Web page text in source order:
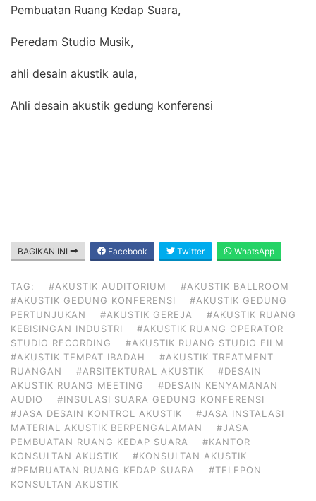
Pembuatan Ruang Kedap Suara,
Peredam Studio Musik,
ahli desain akustik aula,
Ahli desain akustik gedung konferensi
BAGIKAN INI Facebook Twitter WhatsApp
TAG: #AKUSTIK AUDITORIUM
#AKUSTIK BALLROOM
#AKUSTIK GEDUNG KONFERENSI
#AKUSTIK GEDUNG
PERTUNJUKAN
#AKUSTIK GEREJA
#AKUSTIK RUANG
KEBISINGAN INDUSTRI
#AKUSTIK RUANG OPERATOR
STUDIO RECORDING
#AKUSTIK RUANG STUDIO FILM
#AKUSTIK TEMPAT IBADAH
#AKUSTIK TREATMENT
RUANGAN
#ARSITEKTURAL AKUSTIK
#DESAIN
AKUSTIK RUANG MEETING
#DESAIN KENYAMANAN
AUDIO
#INSULASI SUARA GEDUNG KONFERENSI
#JASA DESAIN KONTROL AKUSTIK
#JASA INSTALASI
MATERIAL AKUSTIK BERPENGALAMAN
#JASA
PEMBUATAN RUANG KEDAP SUARA
#KANTOR
KONSULTAN AKUSTIK
#KONSULTAN AKUSTIK
#PEMBUATAN RUANG KEDAP SUARA
#TELEPON
KONSULTAN AKUSTIK